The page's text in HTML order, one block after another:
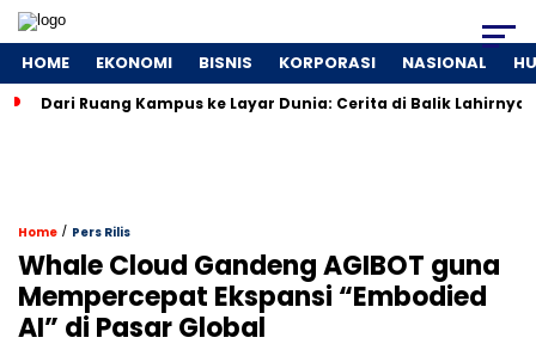
HOME EKONOMI BISNIS KORPORASI NASIONAL
Dari Ruang Kampus ke Layar Dunia: Cerita di Balik Lahirnya
Home / Pers Rilis
Whale Cloud Gandeng AGIBOT guna
Mempercepat Ekspansi “Embodied
AI” di Pasar Global